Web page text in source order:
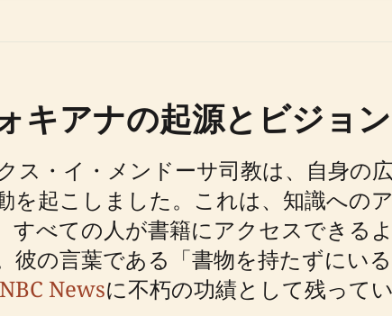
キアナの起源とビジョン
ス・イ・メンドーサ司教は、自身の
を起こしました。これは、知識への
すべての人が書籍にアクセスできる
の言葉である「書物を持たずにい
NBC Newsに不朽の功績として残ってい